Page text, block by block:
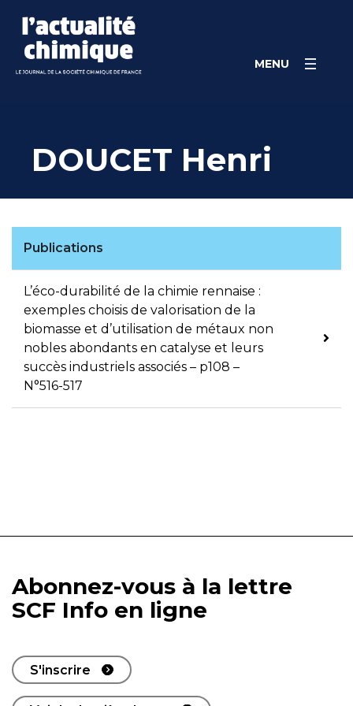
content
MENU
DOUCET Henri
Publications
L’éco-durabilité de la chimie rennaise :
exemples choisis de valorisation de la
biomasse et d’utilisation de métaux non
nobles abondants en catalyse et leurs
succès industriels associés – p108 –
N°516-517
Abonnez-vous à la lettre
SCF Info en ligne
S'inscrire